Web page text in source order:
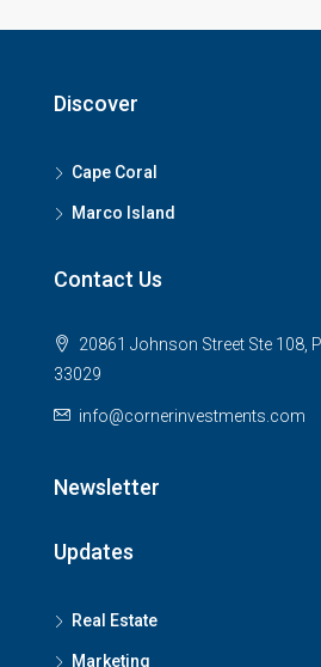
Discover
Cape Coral
Marco Island
Contact Us
20861 Johnson Street Ste 108,
33029
info@cornerinvestments.com
Newsletter
Updates
Real Estate
Marketing